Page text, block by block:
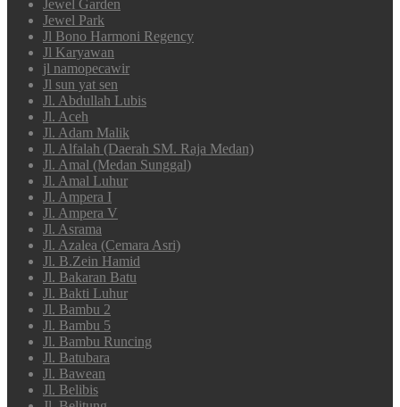
Jewel Garden
Jewel Park
Jl Bono Harmoni Regency
Jl Karyawan
jl namopecawir
Jl sun yat sen
Jl. Abdullah Lubis
Jl. Aceh
Jl. Adam Malik
Jl. Alfalah (Daerah SM. Raja Medan)
Jl. Amal (Medan Sunggal)
Jl. Amal Luhur
Jl. Ampera I
Jl. Ampera V
Jl. Asrama
Jl. Azalea (Cemara Asri)
Jl. B.Zein Hamid
Jl. Bakaran Batu
Jl. Bakti Luhur
Jl. Bambu 2
Jl. Bambu 5
Jl. Bambu Runcing
Jl. Batubara
Jl. Bawean
Jl. Belibis